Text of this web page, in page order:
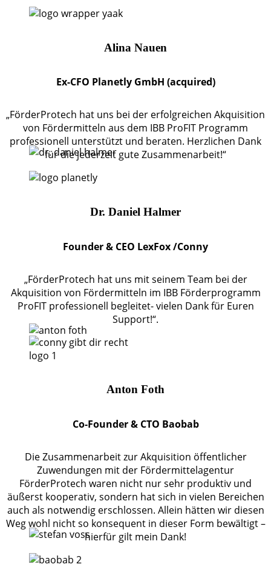
Alina Nauen
Ex-CFO Planetly GmbH (acquired)
„FörderProtech hat uns bei der erfolgreichen Akquisition
von Fördermitteln aus dem IBB ProFIT Programm
professionell unterstützt und beraten. Herzlichen Dank
für die jederzeit gute Zusammenarbeit!“
Dr. Daniel Halmer
Founder & CEO LexFox /Conny
„FörderProtech hat uns mit seinem Team bei der
Akquisition von Fördermitteln im IBB Förderprogramm
ProFIT professionell begleitet- vielen Dank für Euren
Support!“.
Anton Foth
Co-Founder & CTO Baobab
Die Zusammenarbeit zur Akquisition öffentlicher
Zuwendungen mit der Fördermittelagentur
FörderProtech waren nicht nur sehr produktiv und
äußerst kooperativ, sondern hat sich in vielen Bereichen
auch als notwendig erschlossen. Allein hätten wir diesen
Weg wohl nicht so konsequent in dieser Form bewältigt –
hierfür gilt mein Dank!